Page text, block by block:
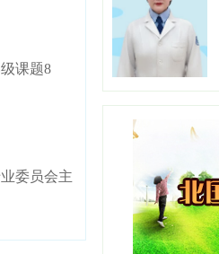
课题8
委员会主
医
工
【
刘